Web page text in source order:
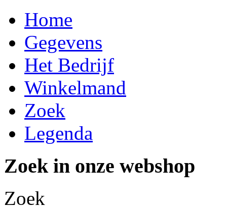
Home
Gegevens
Het Bedrijf
Winkelmand
Zoek
Legenda
Zoek in onze webshop
Zoek